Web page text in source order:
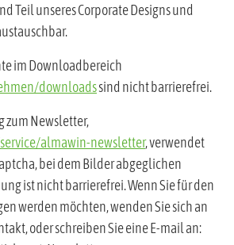
Teil unseres Corporate Designs und
im Downloadbereich
downloadssind nicht barrierefrei.
zum Newsletter,
almawin-newsletter, verwendet
bei dem Bilder abgeglichen
ist nicht barrierefrei. Wenn Sie für den
werden möchten, wenden Sie sich an
oder schreiben Sie eine E-mail an: